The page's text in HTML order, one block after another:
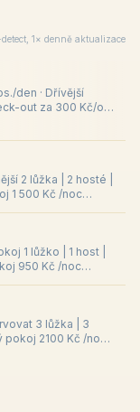
1× denně aktualizace
den · Dřívější
out za 300 Kč/os.
2 lůžka | 2 hosté |
1 500 Kč /noc
1 lůžko | 1 host |
950 Kč /noc
3 lůžka | 3
pokoj 2100 Kč /noc